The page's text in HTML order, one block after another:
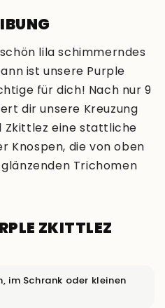
lila schimmerndes
ist unsere Purple
für dich! Nach nur 9
dir unsere Kreuzung
Zkittlez eine stattliche
Knospen, die von oben
Trichomen
ZKITTLEZ
im Schrank oder kleinen